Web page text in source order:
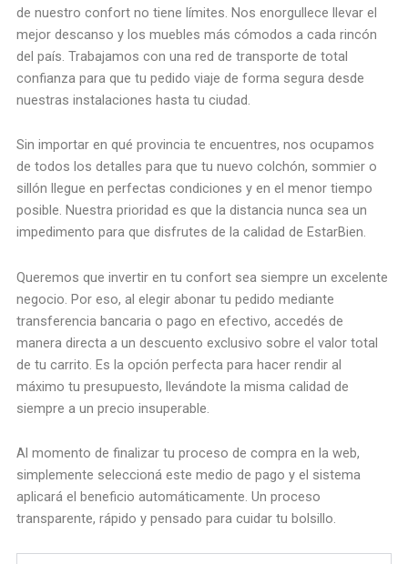
de nuestro confort no tiene límites. Nos enorgullece llevar el
mejor descanso y los muebles más cómodos a cada rincón
del país. Trabajamos con una red de transporte de total
confianza para que tu pedido viaje de forma segura desde
nuestras instalaciones hasta tu ciudad.
Sin importar en qué provincia te encuentres, nos ocupamos
de todos los detalles para que tu nuevo colchón, sommier o
sillón llegue en perfectas condiciones y en el menor tiempo
posible. Nuestra prioridad es que la distancia nunca sea un
impedimento para que disfrutes de la calidad de EstarBien.
Queremos que invertir en tu confort sea siempre un excelente
negocio. Por eso, al elegir abonar tu pedido mediante
transferencia bancaria o pago en efectivo, accedés de
manera directa a un descuento exclusivo sobre el valor total
de tu carrito. Es la opción perfecta para hacer rendir al
máximo tu presupuesto, llevándote la misma calidad de
siempre a un precio insuperable.
Al momento de finalizar tu proceso de compra en la web,
simplemente seleccioná este medio de pago y el sistema
aplicará el beneficio automáticamente. Un proceso
transparente, rápido y pensado para cuidar tu bolsillo.